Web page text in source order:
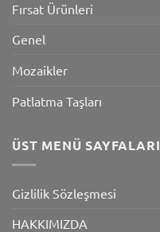
Fırsat Ürünleri
Genel
Mozaikler
Patlatma Taşları
ÜST MENÜ SAYFALARI
Gizlilik Sözleşmesi
HAKKIMIZDA